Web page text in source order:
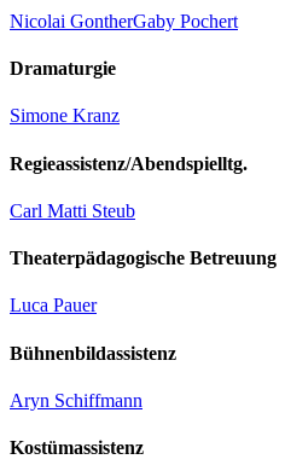
Nicolai GontherGaby Pochert
Dramaturgie
Simone Kranz
Regieassistenz/Abendspielltg.
Carl Matti Steub
Theaterpädagogische Betreuung
Luca Pauer
Bühnenbildassistenz
Aryn Schiffmann
Kostümassistenz